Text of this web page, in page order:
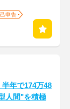
申告
半年で174万48
人間"を積極